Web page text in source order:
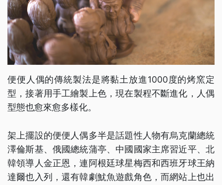
便便人偶的傳統製法是將黏土放進1000度的烤窯定
型，接著用手工繪製上色，現在製程不斷進化，人偶
型態也愈來愈多樣化。
架上擺設的便便人偶多半是話題性人物有烏克蘭總統
澤倫斯基、俄國總統蒲亭、中國國家主席習近平、北
韓領導人金正恩，連阿根廷球星梅西和西班牙球王納
達爾也入列，還有韓劇魷魚遊戲角色，而網站上也出